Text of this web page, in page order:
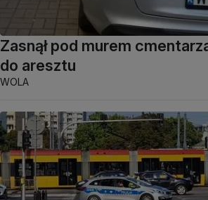
Zasnął pod murem
do aresztu
WOLA